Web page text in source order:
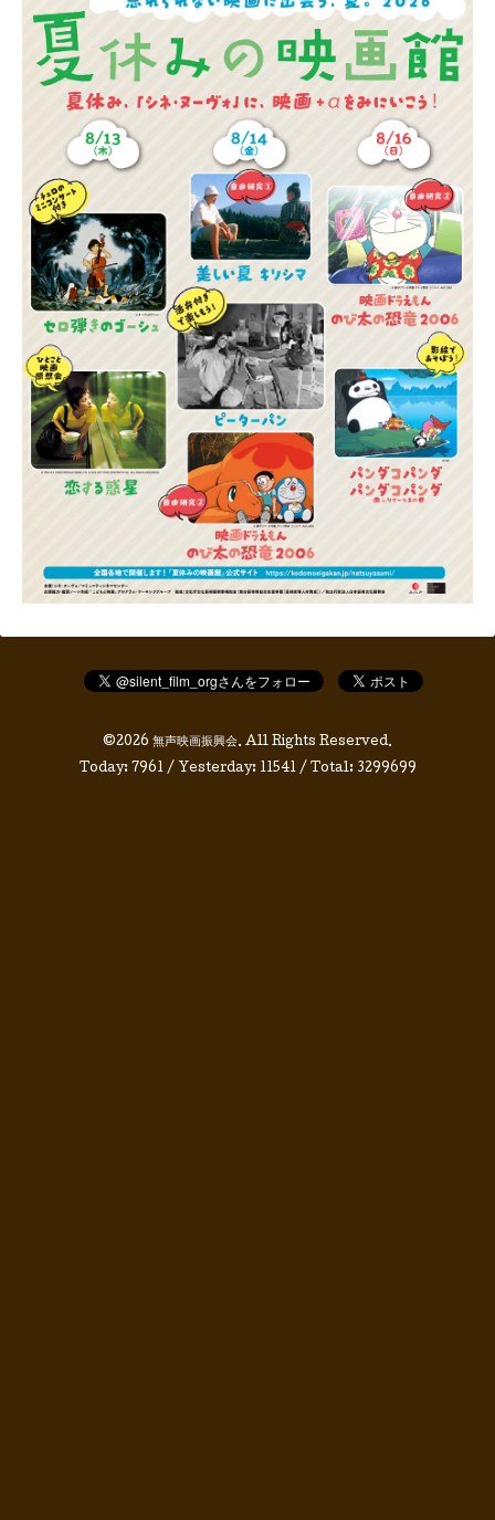
©2026 無声映画振興会. All Rights Reserved.
Today: 7961/ Yesterday: 11541/ Total: 3299699